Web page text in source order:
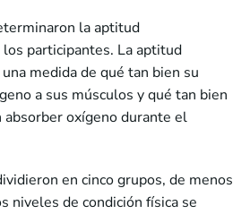
la aptitud
participantes. La aptitud
medida de qué tan bien su
a sus músculos y qué tan bien
absorber oxígeno durante el
en cinco grupos, de menos
niveles de condición física se